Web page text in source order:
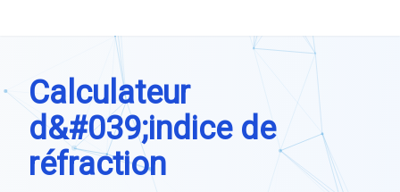
Calculateur
d&#039;indice de
réfraction